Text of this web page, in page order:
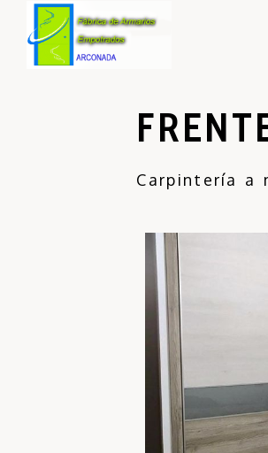
Carpintería a